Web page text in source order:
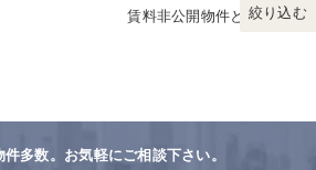
絞り込む
賃料非公開物件とは
多数。お気軽にご相談下さい。